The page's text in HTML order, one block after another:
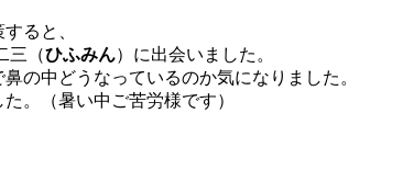
ると、
三（ひふみん）に出会いました。
の中どうなっているのか気になりました。
。（暑い中ご苦労様です）